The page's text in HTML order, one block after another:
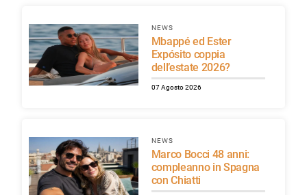
NEWS
Mbappé ed Ester
Expósito coppia
dell’estate 2026?
07 Agosto 2026
NEWS
Marco Bocci 48 anni:
compleanno in Spagna
con Chiatti